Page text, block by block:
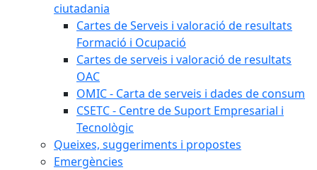
ciutadania
Cartes de Serveis i valoració de resultats
Formació i Ocupació
Cartes de serveis i valoració de resultats
OAC
OMIC - Carta de serveis i dades de consum
CSETC - Centre de Suport Empresarial i
Tecnològic
Queixes, suggeriments i propostes
Emergències